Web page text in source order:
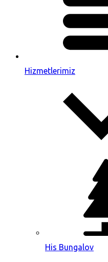
Hizmetlerimiz
His Bungalov